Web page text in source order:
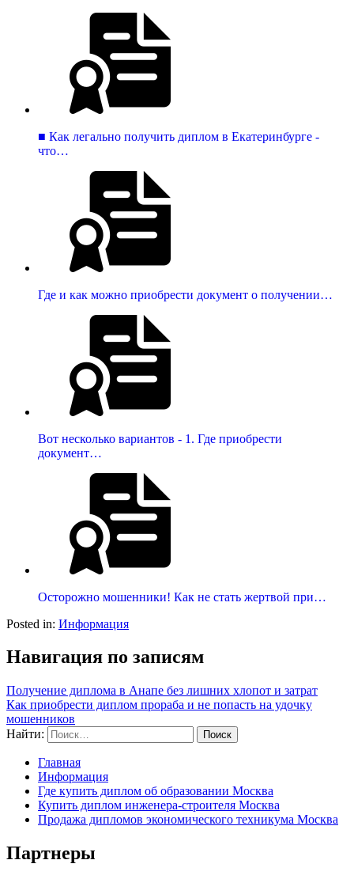
■ Как легально получить диплом в Екатеринбурге -
что…
Где и как можно приобрести документ о получении…
Вот несколько вариантов - 1. Где приобрести
документ…
Осторожно мошенники! Как не стать жертвой при…
Posted in: Информация
Навигация по записям
Получение диплома в Анапе без лишних хлопот и затрат
Как приобрести диплом прораба и не попасть на удочку
мошенников
Найти:
Главная
Информация
Где купить диплом об образовании Москва
Купить диплом инженера-строителя Москва
Продажа дипломов экономического техникума Москва
Партнеры